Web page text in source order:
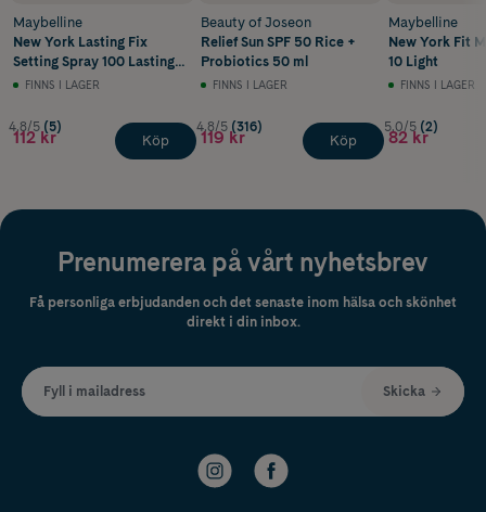
Maybelline
New York Lasting Fix
Setting Spray 100 Lasting
FixFINNS I LAGER
4.8/5 (5)
112 kr Köp
Beauty of Joseon
Relief Sun SPF 50 Rice +
Probiotics 50 ml
FINNS I LAGER
4.8/5 (316)
119 kr Köp
Maybelline
New York Fit
10 Light
FINNS I LAGER
5.0/5 (2)
82 kr
Prenumerera på vårt nyhetsbrev
Få personliga erbjudanden och det senaste inom hälsa och skönhet
direkt i din inbox.
Fyll i mailadress Skicka